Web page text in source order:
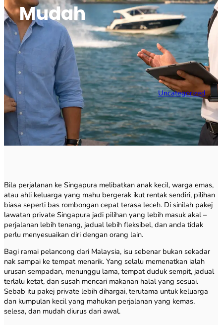
Mudah
Uncategorized
Bila perjalanan ke Singapura melibatkan anak kecil, warga emas,
atau ahli keluarga yang mahu bergerak ikut rentak sendiri, pilihan
biasa seperti bas rombongan cepat terasa leceh. Di sinilah pakej
lawatan private Singapura jadi pilihan yang lebih masuk akal –
perjalanan lebih tenang, jadual lebih fleksibel, dan anda tidak
perlu menyesuaikan diri dengan orang lain.
Bagi ramai pelancong dari Malaysia, isu sebenar bukan sekadar
nak sampai ke tempat menarik. Yang selalu memenatkan ialah
urusan sempadan, menunggu lama, tempat duduk sempit, jadual
terlalu ketat, dan susah mencari makanan halal yang sesuai.
Sebab itu pakej private lebih dihargai, terutama untuk keluarga
dan kumpulan kecil yang mahukan perjalanan yang kemas,
selesa, dan mudah diurus dari awal.